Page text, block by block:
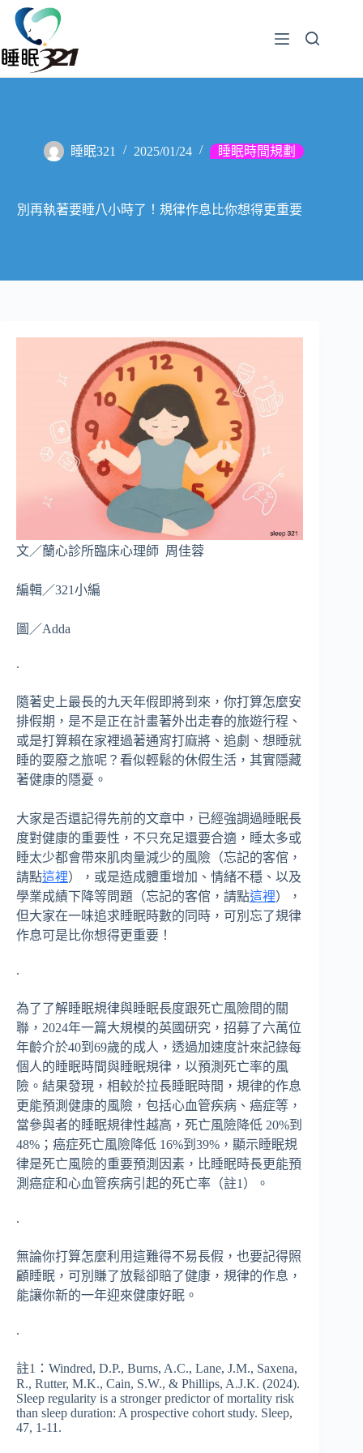
睡眠321 2025/01/24 睡眠時間規劃
別再執著要睡八小時了！規律作息比你想得更重要
文／蘭心診所臨床心理師 周佳蓉
編輯／321小編
圖／Adda
.
隨著史上最長的九天年假即將到來，你打算怎麼安
排假期，是不是正在計畫著外出走春的旅遊行程、
或是打算賴在家裡過著通宵打麻將、追劇、想睡就
睡的耍廢之旅呢？看似輕鬆的休假生活，其實隱藏
著健康的隱憂。
大家是否還記得先前的文章中，已經強調過睡眠長
度對健康的重要性，不只充足還要合適，睡太多或
睡太少都會帶來肌肉量減少的風險（忘記的客倌，
請點這裡），或是造成體重增加、情緒不穩、以及
學業成績下降等問題（忘記的客倌，請點這裡），
但大家在一味追求睡眠時數的同時，可別忘了規律
作息可是比你想得更重要！
.
為了了解睡眠規律與睡眠長度跟死亡風險間的關
聯，2024年一篇大規模的英國研究，招募了六萬位
年齡介於40到69歲的成人，透過加速度計來記錄每
個人的睡眠時間與睡眠規律，以預測死亡率的風
險。結果發現，相較於拉長睡眠時間，規律的作息
更能預測健康的風險，包括心血管疾病、癌症等，
當參與者的睡眠規律性越高，死亡風險降低 20%到
48%；癌症死亡風險降低 16%到39%，顯示睡眠規
律是死亡風險的重要預測因素，比睡眠時長更能預
測癌症和心血管疾病引起的死亡率（註1）。
.
無論你打算怎麼利用這難得不易長假，也要記得照
顧睡眠，可別賺了放鬆卻賠了健康，規律的作息，
能讓你新的一年迎來健康好眠。
.
註1：Windred, D.P., Burns, A.C., Lane, J.M., Saxena,
R., Rutter, M.K., Cain, S.W., & Phillips, A.J.K. (2024).
Sleep regularity is a stronger predictor of mortality risk
than sleep duration: A prospective cohort study. Sleep,
47, 1-11.